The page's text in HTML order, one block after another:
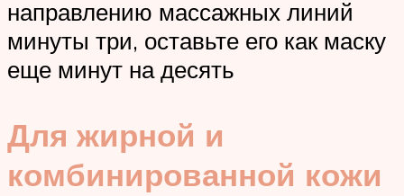
направлению массажных линий
минуты три, оставьте его как маску
еще минут на десять
Для жирной и
комбинированной кожи